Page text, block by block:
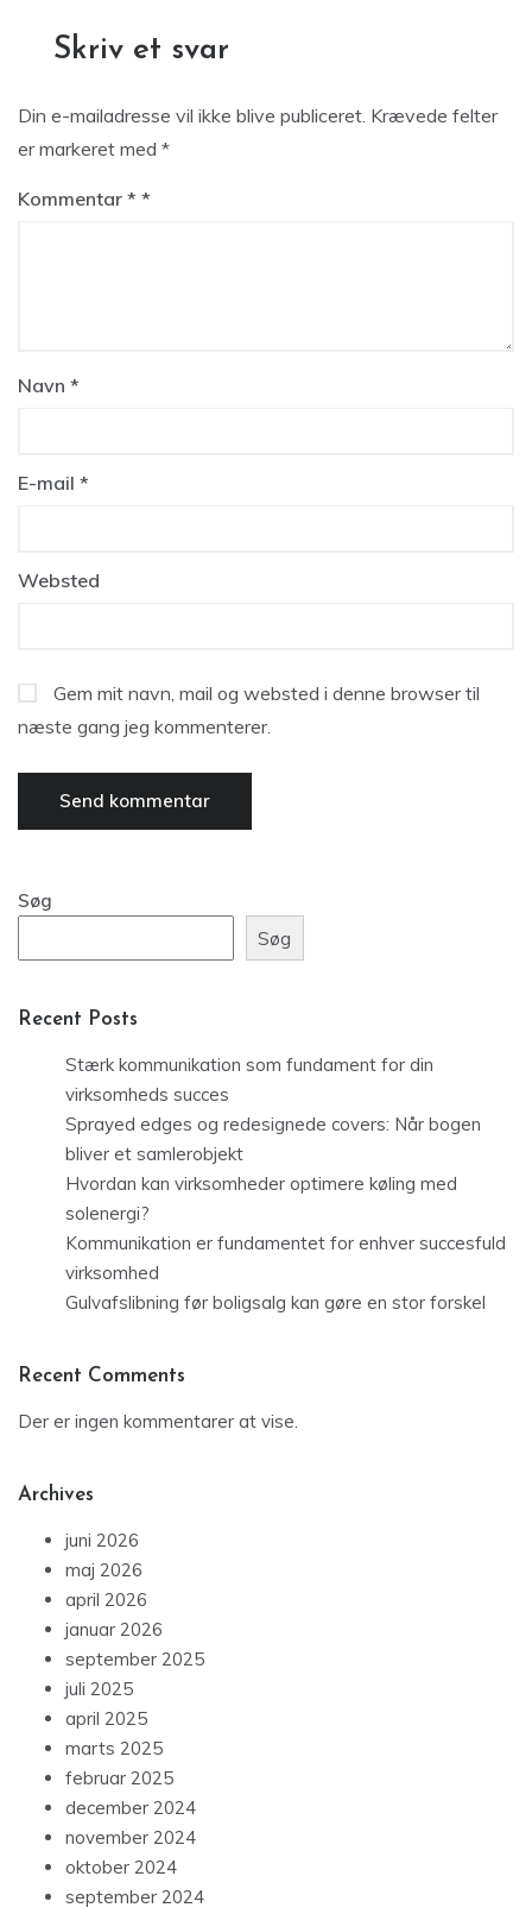
Skriv et svar
Din e-mailadresse vil ikke blive publiceret. Krævede felter
er markeret med *
Kommentar *
Navn *
E-mail *
Websted
Gem mit navn, mail og websted i denne browser til
næste gang jeg kommenterer.
Søg
Søg
Recent Posts
Stærk kommunikation som fundament for din
virksomheds succes
Sprayed edges og redesignede covers: Når bogen
bliver et samlerobjekt
Hvordan kan virksomheder optimere køling med
solenergi?
Kommunikation er fundamentet for enhver succesfuld
virksomhed
Gulvafslibning før boligsalg kan gøre en stor forskel
Recent Comments
Der er ingen kommentarer at vise.
Archives
juni 2026
maj 2026
april 2026
januar 2026
september 2025
juli 2025
april 2025
marts 2025
februar 2025
december 2024
november 2024
oktober 2024
september 2024